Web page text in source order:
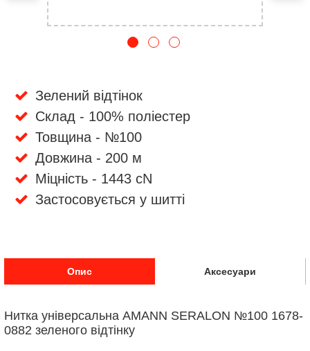
Зелений відтінок
Склад - 100% поліестер
Товщина - №100
Довжина - 200 м
Міцність - 1443 cN
Застосовується у шитті
Опис Аксесуари
Нитка універсальна AMANN SERALON №100 1678-
0882 зеленого відтінку